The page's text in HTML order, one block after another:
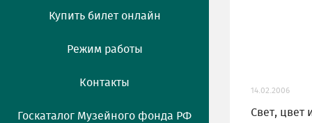
Купить билет онлайн
Режим работы
Контакты
Госкаталог Музейного фонда РФ
14.02.2006
Свет, цвет